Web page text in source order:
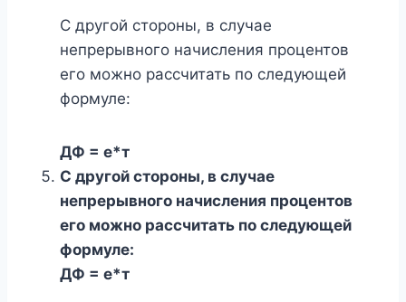
С другой стороны, в случае
непрерывного начисления процентов
его можно рассчитать по следующей
формуле:
ДФ = е*т
С другой стороны, в случае
непрерывного начисления процентов
его можно рассчитать по следующей
формуле:
ДФ = е*т